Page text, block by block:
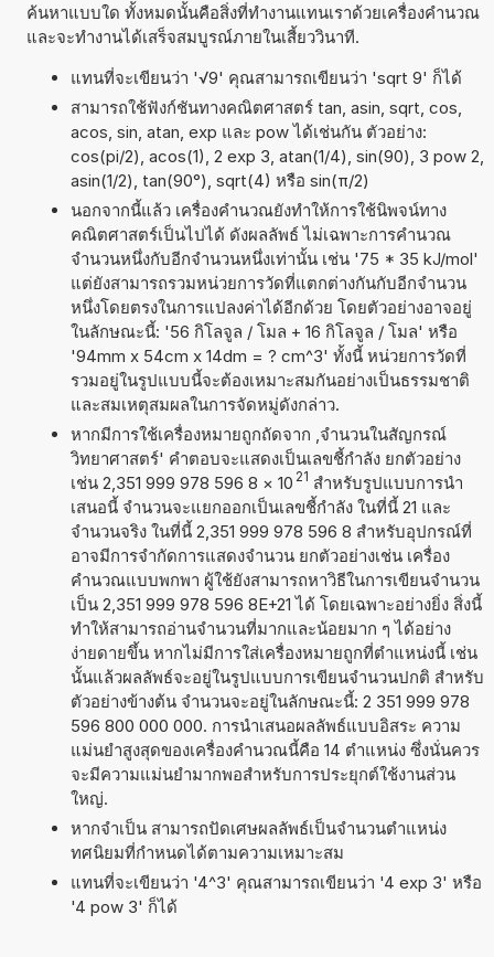
ค้นหาแบบใด ทั้งหมดนั้นคือสิ่งที่ทำงานแทนเราด้วยเครื่องคำนวณ
และจะทำงานได้เสร็จสมบูรณ์ภายในเสี้ยววินาที.
แทนที่จะเขียนว่า '√9' คุณสามารถเขียนว่า 'sqrt 9' ก็ได้
สามารถใช้ฟังก์ชันทางคณิตศาสตร์ tan, asin, sqrt, cos,
acos, sin, atan, exp และ pow ได้เช่นกัน ตัวอย่าง:
cos(pi/2), acos(1), 2 exp 3, atan(1/4), sin(90), 3 pow 2,
asin(1/2), tan(90°), sqrt(4) หรือ sin(π/2)
นอกจากนี้แล้ว เครื่องคำนวณยังทำให้การใช้นิพจน์ทาง
คณิตศาสตร์เป็นไปได้ ดังผลลัพธ์ ไม่เฉพาะการคำนวณ
จำนวนหนึ่งกับอีกจำนวนหนึ่งเท่านั้น เช่น '75 * 35 kJ/mol'
แต่ยังสามารถรวมหน่วยการวัดที่แตกต่างกันกับอีกจำนวน
หนึ่งโดยตรงในการแปลงค่าได้อีกด้วย โดยตัวอย่างอาจอยู่
ในลักษณะนี้: '56 กิโลจูล / โมล + 16 กิโลจูล / โมล' หรือ
'94mm x 54cm x 14dm = ? cm^3' ทั้งนี้ หน่วยการวัดที่
รวมอยู่ในรูปแบบนี้จะต้องเหมาะสมกันอย่างเป็นธรรมชาติ
และสมเหตุสมผลในการจัดหมู่ดังกล่าว.
หากมีการใช้เครื่องหมายถูกถัดจาก ,จำนวนในสัญกรณ์
วิทยาศาสตร์' คำตอบจะแสดงเป็นเลขชี้กำลัง ยกตัวอย่าง
เช่น 2,351 999 978 596 8 × 10 21 สำหรับรูปแบบการนำ
เสนอนี้ จำนวนจะแยกออกเป็นเลขชี้กำลัง ในที่นี้ 21 และ
จำนวนจริง ในที่นี้ 2,351 999 978 596 8 สำหรับอุปกรณ์ที่
อาจมีการจำกัดการแสดงจำนวน ยกตัวอย่างเช่น เครื่อง
คำนวณแบบพกพา ผู้ใช้ยังสามารถหาวิธีในการเขียนจำนวน
เป็น 2,351 999 978 596 8E+21 ได้ โดยเฉพาะอย่างยิ่ง สิ่งนี้
ทำให้สามารถอ่านจำนวนที่มากและน้อยมาก ๆ ได้อย่าง
ง่ายดายขึ้น หากไม่มีการใส่เครื่องหมายถูกที่ตำแหน่งนี้ เช่น
นั้นแล้วผลลัพธ์จะอยู่ในรูปแบบการเขียนจำนวนปกติ สำหรับ
ตัวอย่างข้างต้น จำนวนจะอยู่ในลักษณะนี้: 2 351 999 978
596 800 000 000. การนำเสนอผลลัพธ์แบบอิสระ ความ
แม่นยำสูงสุดของเครื่องคำนวณนี้คือ 14 ตำแหน่ง ซึ่งนั่นควร
จะมีความแม่นยำมากพอสำหรับการประยุกต์ใช้งานส่วน
ใหญ่.
หากจำเป็น สามารถปัดเศษผลลัพธ์เป็นจำนวนตำแหน่ง
ทศนิยมที่กำหนดได้ตามความเหมาะสม
แทนที่จะเขียนว่า '4^3' คุณสามารถเขียนว่า '4 exp 3' หรือ
'4 pow 3' ก็ได้